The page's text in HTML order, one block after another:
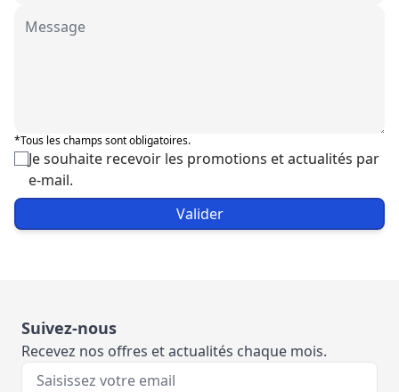
*Tous les champs sont obligatoires.
Je souhaite recevoir les promotions et actualités par
e-mail.
Valider
Suivez-nous
Recevez nos offres et actualités chaque mois.